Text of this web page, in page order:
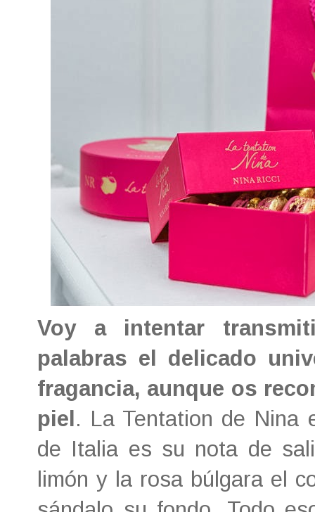
Voy a intentar
palabras el delicado
fragancia, aunque os
piel. La Tentation de Nina
de Italia es su nota de
limón y la rosa búlgara el